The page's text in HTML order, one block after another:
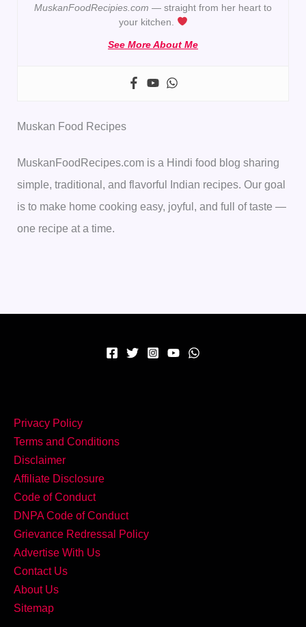
MuskanFoodRecipies.com — straight from her heart to
your kitchen.
See More About Me
Muskan Food Recipes
MuskanFoodRecipes.com is a Hindi food blog sharing
simple, traditional, and flavorful Indian recipes. Our goal
is to make home cooking easy, joyful, and full of taste —
one recipe at a time.
Privacy Policy
Terms and Conditions
Disclaimer
Affiliate Disclosure
Code of Conduct
DNPA Code of Conduct
Grievance Redressal Policy
Advertise With Us
Contact Us
About Us
Sitemap